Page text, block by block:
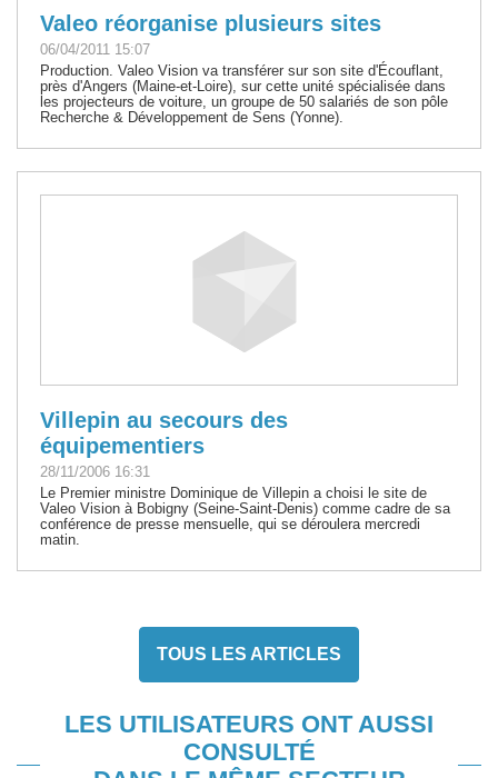
Valeo réorganise plusieurs sites
06/04/2011 15:07
Production. Valeo Vision va transférer sur son site d'Écouflant,
près d'Angers (Maine-et-Loire), sur cette unité spécialisée dans
les projecteurs de voiture, un groupe de 50 salariés de son pôle
Recherche & Développement de Sens (Yonne).
Villepin au secours des
équipementiers
28/11/2006 16:31
Le Premier ministre Dominique de Villepin a choisi le site de
Valeo Vision à Bobigny (Seine-Saint-Denis) comme cadre de sa
conférence de presse mensuelle, qui se déroulera mercredi
matin.
TOUS LES ARTICLES
LES UTILISATEURS ONT AUSSI
CONSULTÉ